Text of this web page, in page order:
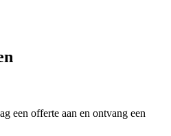
een offerte aan en ontvang een